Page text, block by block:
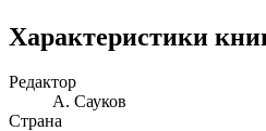
Характеристики
Редактор
А. Сауков
Страна